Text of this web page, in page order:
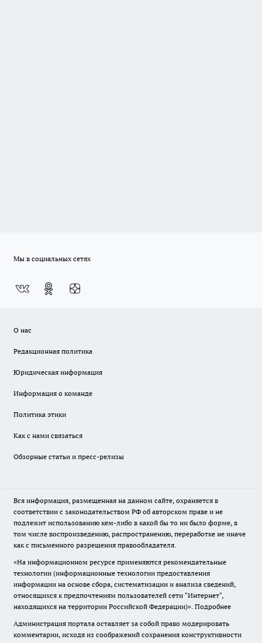
Мы в социальных сетях
О нас
Редакционная политика
Юридическая информация
Информация о команде
Политика этики
Как с нами связаться
Обзорные статьи и пресс-релизы
Вся информация, размещенная на данном сайте, охраняется в
соответствии с законодательством РФ об авторском праве и не
подлежит использованию кем-либо в какой бы то ни было форме, в
том числе воспроизведению, распространению, переработке не иначе
как с письменного разрешения правообладателя.
«На информационном ресурсе применяются рекомендательные
технологии (информационные технологии предоставления
информации на основе сбора, систематизации и анализа сведений,
относящихся к предпочтениям пользователей сети "Интернет",
находящихся на территории Российской Федерации)». Подробнее
Администрация портала оставляет за собой право модерировать
комментарии, исходя из соображений сохранения конструктивности